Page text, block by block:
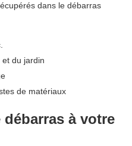
dans le débarras
du jardin
de matériaux
à votre